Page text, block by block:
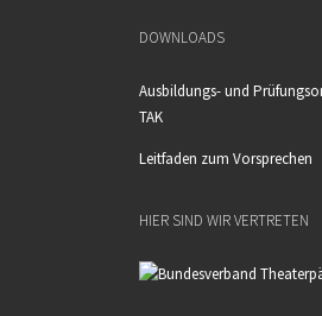
DOWNLOADS
Ausbildungs- und
TAK
Leitfaden zum Vorsprechen
HIER SIND WIR VERTRETEN